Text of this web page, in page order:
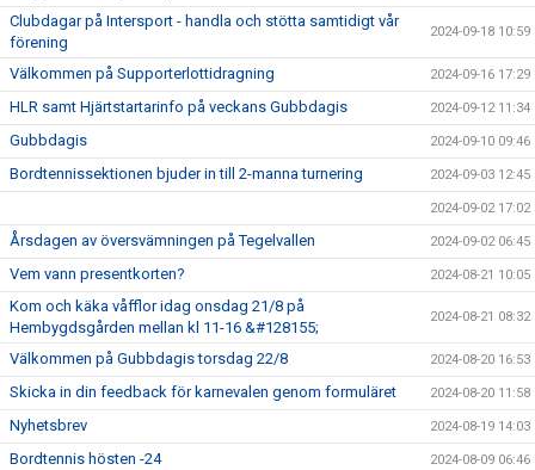
Clubdagar på Intersport - handla och stötta samtidigt vår
förening
2024-09-18 10:59
Välkommen på Supporterlottidragning 2024-09-16 17:29
HLR samt Hjärtstartarinfo på veckans Gubbdagis 2024-09-12 11:34
Gubbdagis 2024-09-10 09:46
Bordtennissektionen bjuder in till 2-manna turnering 2024-09-03 12:45
2024-09-02 17:02
Årsdagen av översvämningen på Tegelvallen 2024-09-02 06:45
Vem vann presentkorten? 2024-08-21 10:05
Kom och käka våfflor idag onsdag 21/8 på
Hembygdsgården mellan kl 11-16 &#128155;
2024-08-21 08:32
Välkommen på Gubbdagis torsdag 22/8 2024-08-20 16:53
Skicka in din feedback för karnevalen genom formuläret 2024-08-20 11:58
Nyhetsbrev 2024-08-19 14:03
Bordtennis hösten -24 2024-08-09 06:46